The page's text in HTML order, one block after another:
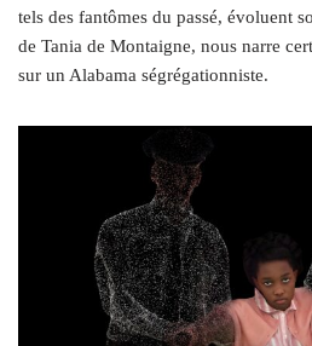
tels des fantômes du passé, évoluent
de Tania de Montaigne, nous narre
sur un Alabama ségrégationniste.